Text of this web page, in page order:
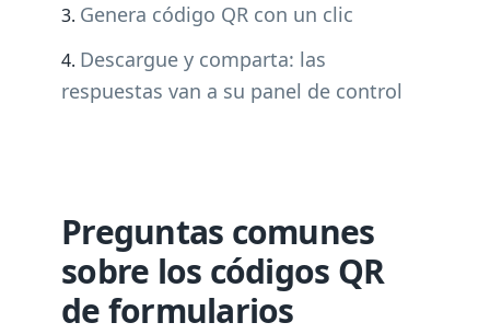
Genera código QR con un clic
Descargue y comparta: las
respuestas van a su panel de control
Preguntas comunes
sobre los códigos QR
de formularios